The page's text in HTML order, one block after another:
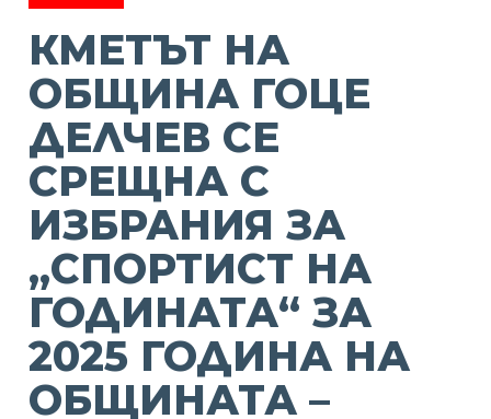
КМЕТЪТ НА
ОБЩИНА ГОЦЕ
ДЕЛЧЕВ СЕ
СРЕЩНА С
ИЗБРАНИЯ ЗА
„СПОРТИСТ НА
ГОДИНАТА“ ЗА
2025 ГОДИНА НА
ОБЩИНАТА –